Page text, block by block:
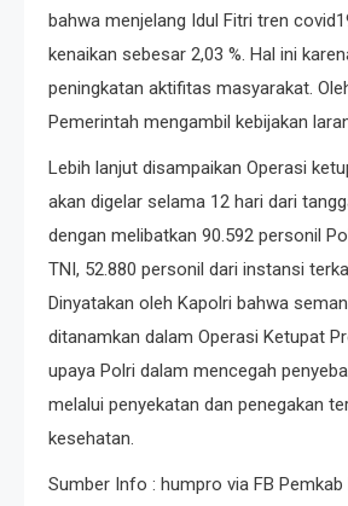
bahwa menjelang Idul Fitri tren
kenaikan sebesar 2,03 %. Hal ini
peningkatan aktifitas masyarakat.
Pemerintah mengambil kebijakan
Lebih lanjut disampaikan Operasi
akan digelar selama 12 hari dari
dengan melibatkan 90.592 personil
TNI, 52.880 personil dari instansi
⁣Dinyatakan oleh Kapolri bahwa
ditanamkan dalam Operasi Ketupat
upaya Polri dalam mencegah
melalui penyekatan dan penegakan
kesehatan.
Sumber Info : humpro via FB Pemkab